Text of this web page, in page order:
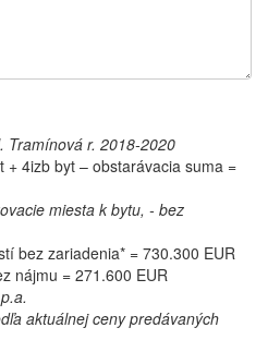
Tramínová r. 2018-2020
+ 4izb byt – obstarávacia suma =
miesta k bytu, - bez
bez zariadenia* = 730.300 EUR
nájmu = 271.600 EUR
aktuálnej ceny predávaných